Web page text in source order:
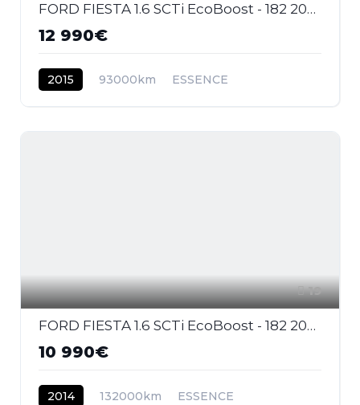
FORD FIESTA 1.6 SCTi EcoBoost - 182 2008 BERLINE ST PHASE 2
12 990€
2015 93000km ESSENCE
19
FORD FIESTA 1.6 SCTi EcoBoost - 182 2008 BERLINE ST PHASE 2
10 990€
2014 132000km ESSENCE